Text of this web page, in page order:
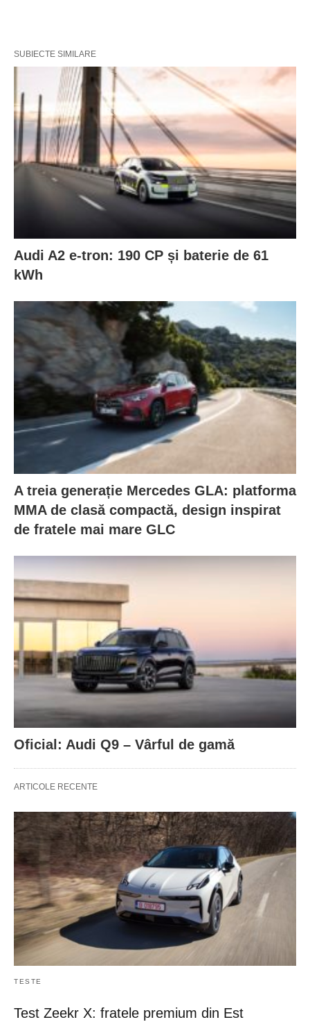
SUBIECTE SIMILARE
Audi A2 e-tron: 190 CP și baterie de 61
kWh
A treia generație Mercedes GLA: platforma
MMA de clasă compactă, design inspirat
de fratele mai mare GLC
Oficial: Audi Q9 – Vârful de gamă
ARTICOLE RECENTE
TESTE
Test Zeekr X: fratele premium din Est